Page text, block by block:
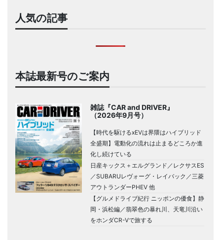
人気の記事
本誌最新号のご案内
雑誌『CAR and DRIVER』
（2026年9月号）
【時代を駆けるxEVは界隈はハイブリッド
全盛期】電動化の流れは止まるどころか進
化し続けている
日産キックス＋エルグランド／レクサスES
／SUBARUレヴォーグ・レイバック／三菱
アウトランダーPHEV 他
【グルメドライブ紀行 ニッポンの優食】静
岡・浜松編／翡翠色の暴れ川、天竜川沿い
をホンダCR-Vで旅する